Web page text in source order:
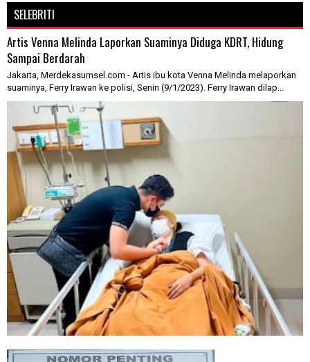
SELEBRITI
Artis Venna Melinda Laporkan Suaminya Diduga KDRT, Hidung
Sampai Berdarah
Jakarta, Merdekasumsel.com - Artis ibu kota Venna Melinda melaporkan
suaminya, Ferry Irawan ke polisi, Senin (9/1/2023). Ferry Irawan dilap...